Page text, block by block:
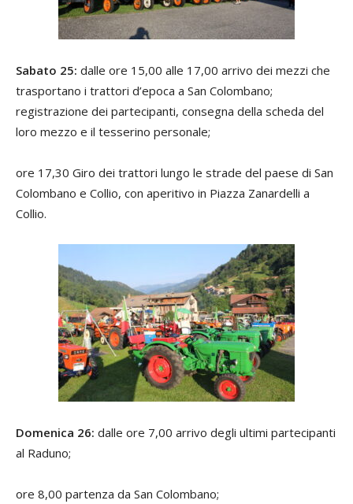
Sabato 25: dalle ore 15,00 alle 17,00 arrivo dei mezzi che
trasportano i trattori d’epoca a San Colombano;
registrazione dei partecipanti, consegna della scheda del
loro mezzo e il tesserino personale;
ore 17,30 Giro dei trattori lungo le strade del paese di San
Colombano e Collio, con aperitivo in Piazza Zanardelli a
Collio.
Domenica 26: dalle ore 7,00 arrivo degli ultimi partecipanti
al Raduno;
ore 8,00 partenza da San Colombano;